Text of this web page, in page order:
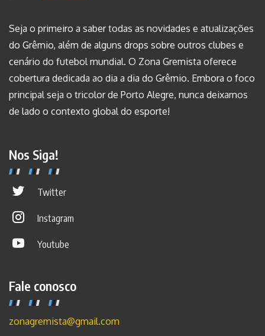
Seja o primeiro a saber todas as novidades e atualizações
do Grêmio, além de alguns drops sobre outros clubes e
cenário do futebol mundial. O Zona Gremista oferece
cobertura dedicada ao dia a dia do Grêmio. Embora o foco
principal seja o tricolor de Porto Alegre, nunca deixamos
de lado o contexto global do esporte!
Nos Siga!
Twitter
Instagram
Youtube
Fale conosco
zonagremista@gmail.com